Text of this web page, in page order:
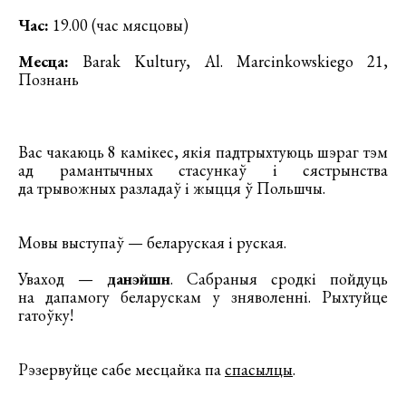
Час: 19.00 (час мясцовы)
Месца: Barak Kultury, Al. Marcinkowskiego 21,
Познань
Вас чакаюць 8 камікес, якія падтрыхтуюць шэраг тэм
ад рамантычных стасункаў і сястрынства
да трывожных разладаў і жыцця ў Польшчы.
Мовы выступаў — беларуская і руская.
Уваход — данэйшн. Сабраныя сродкі пойдуць
на дапамогу беларускам у зняволенні. Рыхтуйце
гатоўку!
Рэзервуйце сабе месцайка паспасылцы.